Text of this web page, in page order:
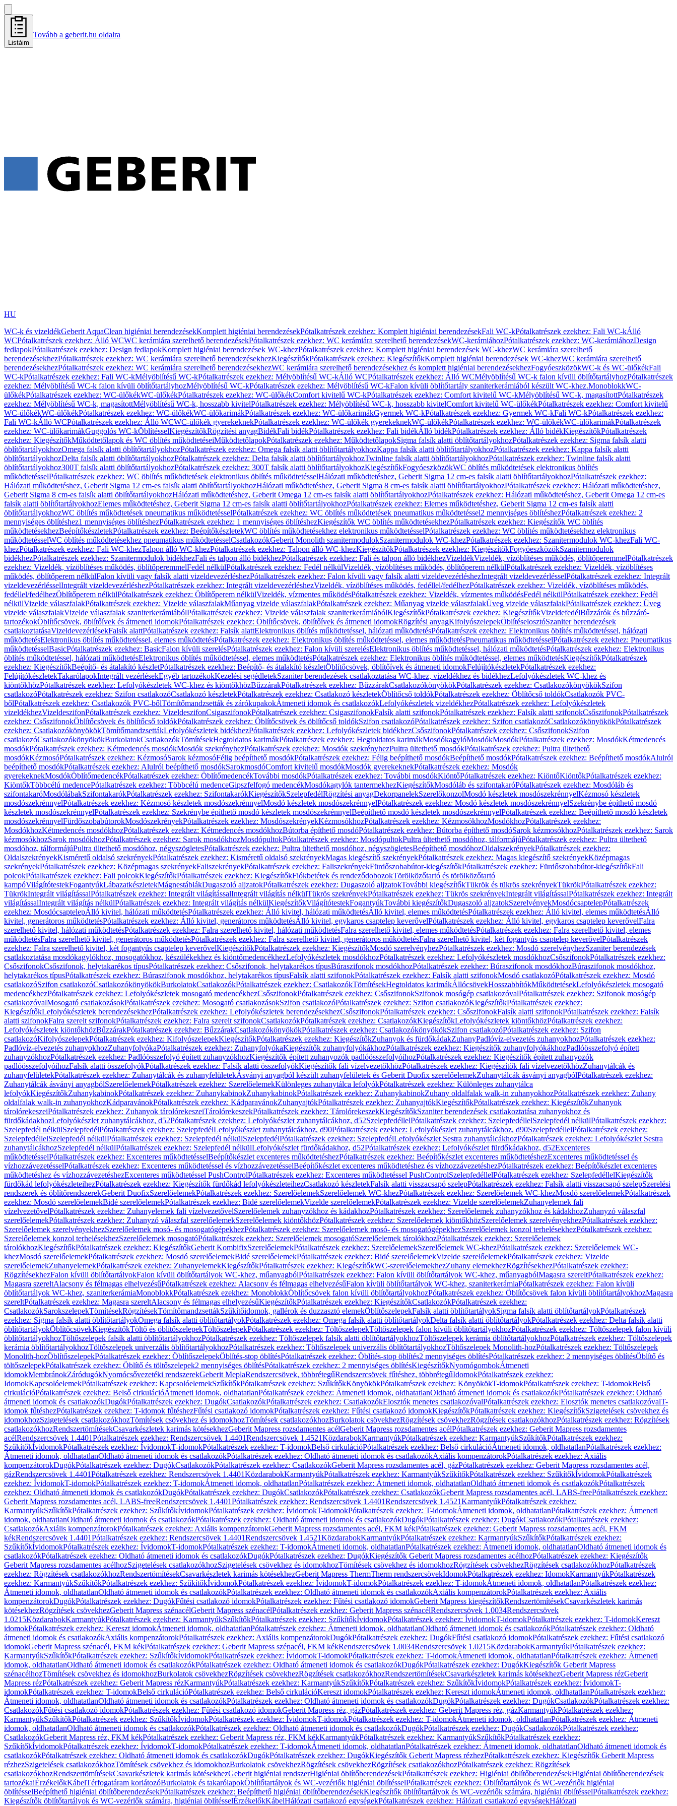
Listáim
Tovább a geberit.hu oldalra
HU
WC-k és vizeldékGeberit AquaClean higiéniai berendezésekKomplett higiéniai berendezésekPótalkatrészek ezekhez: Komplett higiéniai berendezésekFali WC-kPótalkatrészek ezekhez: Fali WC-kÁlló
WCPótalkatrészek ezekhez: Álló WCWC kerámiára szerelhető berendezésekPótalkatrészek ezekhez: WC kerámiára szerelhető berendezésekWC-kerámiáhozPótalkatrészek ezekhez: WC-kerámiáhozDesign
fedlapokPótalkatrészek ezekhez: Design fedlapokKomplett higiéniai berendezések WC-khezPótalkatrészek ezekhez: Komplett higiéniai berendezések WC-khezWC kerámiára szerelhető
berendezésekhezPótalkatrészek ezekhez: WC kerámiára szerelhető berendezésekhezKiegészítőkPótalkatrészek ezekhez: KiegészítőkKomplett higiéniai berendezések WC-khezWC kerámiára szerelhető
berendezésekhezPótalkatrészek ezekhez: WC kerámiára szerelhető berendezésekhezWC kerámiára szerelhető berendezésekhez és komplett higiéniai berendezésekhezFogyóeszközökWC-k és WC-ülőkékFali
WC-kPótalkatrészek ezekhez: Fali WC-kMélyöblítésű WC-kPótalkatrészek ezekhez: Mélyöblítésű WC-kÁlló WCPótalkatrészek ezekhez: Álló WCMélyöblítésű WC-k falon kívüli öblítőtartályhozPótalkatrészek
ezekhez: Mélyöblítésű WC-k falon kívüli öblítőtartályhozMélyöblítésű WC-kPótalkatrészek ezekhez: Mélyöblítésű WC-kFalon kívüli öblítőtartály szaniterkerámiából készült WC-khez.MonoblokkWC-
ülőkékPótalkatrészek ezekhez: WC-ülőkékWC-ülőkékPótalkatrészek ezekhez: WC-ülőkékComfort kivitelű WC-kPótalkatrészek ezekhez: Comfort kivitelű WC-kMélyöblítésű WC-k, magasítottPótalkatrészek
ezekhez: Mélyöblítésű WC-k, magasítottMélyöblítésű WC-k, hosszabb kivitelPótalkatrészek ezekhez: Mélyöblítésű WC-k, hosszabb kivitelComfort kivitelű WC-ülőkékPótalkatrészek ezekhez: Comfort kivitelű
WC-ülőkékWC-ülőkékPótalkatrészek ezekhez: WC-ülőkékWC-ülőkarimákPótalkatrészek ezekhez: WC-ülőkarimákGyermek WC-kPótalkatrészek ezekhez: Gyermek WC-kFali WC-kPótalkatrészek ezekhez:
Fali WC-kÁlló WCPótalkatrészek ezekhez: Álló WCWC-ülőkék gyerekeknekPótalkatrészek ezekhez: WC-ülőkék gyerekeknekWC-ülőkékPótalkatrészek ezekhez: WC-ülőkékWC-ülőkarimákPótalkatrészek
ezekhez: WC-ülőkarimákGuggolós WC-kÖblítésselKiegészítőkRögzítési anyagBidékFali bidékPótalkatrészek ezekhez: Fali bidékÁlló bidékPótalkatrészek ezekhez: Álló bidékKiegészítőkPótalkatrészek
ezekhez: KiegészítőkMűködtetőlapok és WC öblítés működtetéseiMűködtetőlapokPótalkatrészek ezekhez: MűködtetőlapokSigma falsík alatti öblítőtartályokhozPótalkatrészek ezekhez: Sigma falsík alatti
öblítőtartályokhozOmega falsík alatti öblítőtartályokhozPótalkatrészek ezekhez: Omega falsík alatti öblítőtartályokhozKappa falsík alatti öblítőtartályokhozPótalkatrészek ezekhez: Kappa falsík alatti
öblítőtartályokhozDelta falsík alatti öblítőtartályokhozPótalkatrészek ezekhez: Delta falsík alatti öblítőtartályokhozTwinline falsík alatti öblítőtartályokhozPótalkatrészek ezekhez: Twinline falsík alatti
öblítőtartályokhoz300T falsík alatti öblítőtartályokhozPótalkatrészek ezekhez: 300T falsík alatti öblítőtartályokhozKiegészítőkFogyóeszközökWC öblítés működtetések elektronikus öblítés
működtetésselPótalkatrészek ezekhez: WC öblítés működtetések elektronikus öblítés működtetésselHálózati működtetéshez, Geberit Sigma 12 cm-es falsík alatti öblítőtartályokhozPótalkatrészek ezekhez:
Hálózati működtetéshez, Geberit Sigma 12 cm-es falsík alatti öblítőtartályokhozHálózati működtetéshez, Geberit Sigma 8 cm-es falsík alatti öblítőtartályokhozPótalkatrészek ezekhez: Hálózati működtetéshez,
Geberit Sigma 8 cm-es falsík alatti öblítőtartályokhozHálózati működtetéshez, Geberit Omega 12 cm-es falsík alatti öblítőtartályokhozPótalkatrészek ezekhez: Hálózati működtetéshez, Geberit Omega 12 cm-es
falsík alatti öblítőtartályokhozElemes működtetéshez, Geberit Sigma 12 cm-es falsík alatti öblítőtartályokhozPótalkatrészek ezekhez: Elemes működtetéshez, Geberit Sigma 12 cm-es falsík alatti
öblítőtartályokhozWC öblítés működtetések pneumatikus működtetésselPótalkatrészek ezekhez: WC öblítés működtetések pneumatikus működtetéssel2 mennyiséges öblítéshezPótalkatrészek ezekhez: 2
mennyiséges öblítéshez1 mennyiséges öblítéshezPótalkatrészek ezekhez: 1 mennyiséges öblítéshezKiegészítők WC öblítés működtetésekhezPótalkatrészek ezekhez: Kiegészítők WC öblítés
működtetésekhezBeépítőkészletekPótalkatrészek ezekhez: BeépítőkészletekWC öblítés működtetésekhez elektronikus működtetésselPótalkatrészek ezekhez: WC öblítés működtetésekhez elektronikus
működtetésselWC öblítés működtetésekhez pneumatikus működtetésselCsatlakozókGeberit Monolith szanitermodulokSzanitermodulok WC-khezPótalkatrészek ezekhez: Szanitermodulok WC-khezFali WC-
khezPótalkatrészek ezekhez: Fali WC-khezTalpon álló WC-khezPótalkatrészek ezekhez: Talpon álló WC-khezKiegészítőkPótalkatrészek ezekhez: KiegészítőkFogyóeszközökSzanitermodulok
bidékhezPótalkatrészek ezekhez: Szanitermodulok bidékhezFali és talpon álló bidékhezPótalkatrészek ezekhez: Fali és talpon álló bidékhezVizeldékVizeldék, vízöblítéses működés, öblítőperemmelPótalkatrészek
ezekhez: Vizeldék, vízöblítéses működés, öblítőperemmelFedél nélkülPótalkatrészek ezekhez: Fedél nélkülVizeldék, vízöblítéses működés, öblítőperem nélkülPótalkatrészek ezekhez: Vizeldék, vízöblítéses
működés, öblítőperem nélkülFalon kívüli vagy falsík alatti vizeldevezérléshezPótalkatrészek ezekhez: Falon kívüli vagy falsík alatti vizeldevezérléshezIntegrált vizeldevezérlésselPótalkatrészek ezekhez: Integrált
vizeldevezérlésselIntegrált vizeldevezérléshezPótalkatrészek ezekhez: Integrált vizeldevezérléshezVizeldék, vízöblítéses működés, fedéllel/fedélhezPótalkatrészek ezekhez: Vizeldék, vízöblítéses működés,
fedéllel/fedélhezÖblítőperem nélkülPótalkatrészek ezekhez: Öblítőperem nélkülVizeldék, vízmentes működésPótalkatrészek ezekhez: Vizeldék, vízmentes működésFedél nélkülPótalkatrészek ezekhez: Fedél
nélkülVizelde válaszfalakPótalkatrészek ezekhez: Vizelde válaszfalakMűanyag vizelde válaszfalakPótalkatrészek ezekhez: Műanyag vizelde válaszfalakÜveg vizelde válaszfalakPótalkatrészek ezekhez: Üveg
vizelde válaszfalakVizelde válaszfalak szaniterkerámiábólPótalkatrészek ezekhez: Vizelde válaszfalak szaniterkerámiábólKiegészítőkPótalkatrészek ezekhez: KiegészítőkVizeldefedélBűzzárók és bűzzáró-
tartozékokÖblítőcsövek, öblítőívek és átmeneti idomokPótalkatrészek ezekhez: Öblítőcsövek, öblítőívek és átmeneti idomokRögzítési anyagKifolyószelepekÖblítéselosztóSzaniter berendezések
csatlakoztatásaVizeldevezérlésekFalsík alattPótalkatrészek ezekhez: Falsík alattElektronikus öblítés működtetéssel, hálózati működtetésPótalkatrészek ezekhez: Elektronikus öblítés működtetéssel, hálózati
működtetésElektronikus öblítés működtetéssel, elemes működtetésPótalkatrészek ezekhez: Elektronikus öblítés működtetéssel, elemes működtetésPneumatikus működtetésselPótalkatrészek ezekhez: Pneumatikus
működtetésselBasicPótalkatrészek ezekhez: BasicFalon kívüli szerelésPótalkatrészek ezekhez: Falon kívüli szerelésElektronikus öblítés működtetéssel, hálózati működtetésPótalkatrészek ezekhez: Elektronikus
öblítés működtetéssel, hálózati működtetésElektronikus öblítés működtetéssel, elemes működtetésPótalkatrészek ezekhez: Elektronikus öblítés működtetéssel, elemes működtetésKiegészítőkPótalkatrészek
ezekhez: KiegészítőkBeépítő- és átalakító készletPótalkatrészek ezekhez: Beépítő- és átalakító készletÖblítőcsövek, öblítőívek és átmeneti idomokFelújítókészletekPótalkatrészek ezekhez:
FelújítókészletekTakarólapokIntegrált vezérlésekEgyéb tartozékokKezelési segédletekSzaniter berendezések csatlakoztatása WC-khez, vizeldékhez és bidékhezLefolyókészletek WC-khez és
kiöntőkhözPótalkatrészek ezekhez: Lefolyókészletek WC-khez és kiöntőkhözBűzzárakPótalkatrészek ezekhez: BűzzárakCsatlakozókönyökökPótalkatrészek ezekhez: CsatlakozókönyökökSzifon
csatlakozóPótalkatrészek ezekhez: Szifon csatlakozóCsatlakozó készletekPótalkatrészek ezekhez: Csatlakozó készletekÖblítőcső toldókPótalkatrészek ezekhez: Öblítőcső toldókCsatlakozók PVC-
bőlPótalkatrészek ezekhez: Csatlakozók PVC-bőlTömítőmandzsetták és zárókupakokÁtmeneti idomok és csatlakozókLefolyókészletek vizeldékhezPótalkatrészek ezekhez: Lefolyókészletek
vizeldékhezVizeldeszifonPótalkatrészek ezekhez: VizeldeszifonCsigaszifonokPótalkatrészek ezekhez: CsigaszifonokFalsík alatti szifonokPótalkatrészek ezekhez: Falsík alatti szifonokCsőszifonokPótalkatrészek
ezekhez: CsőszifonokÖblítőcsövek és öblítőcső toldókPótalkatrészek ezekhez: Öblítőcsövek és öblítőcső toldókSzifon csatlakozóPótalkatrészek ezekhez: Szifon csatlakozóCsatlakozókönyökökPótalkatrészek
ezekhez: CsatlakozókönyökökTömítőmandzsettákLefolyókészletek bidékhezPótalkatrészek ezekhez: Lefolyókészletek bidékhezCsőszifonokPótalkatrészek ezekhez: CsőszifonokSzifon
csatlakozóCsatlakozókönyökökBurkolatokCsatlakozókTömítésekHegtoldatos karimákPótalkatrészek ezekhez: Hegtoldatos karimákMosdókagylóMosdókMosdókPótalkatrészek ezekhez: MosdókKétmedencés
mosdókPótalkatrészek ezekhez: Kétmedencés mosdókMosdók szekrényhezPótalkatrészek ezekhez: Mosdók szekrényhezPultra ültethető mosdókPótalkatrészek ezekhez: Pultra ültethető
mosdókKézmosóPótalkatrészek ezekhez: KézmosóSarok kézmosóFélig beépíthető mosdókPótalkatrészek ezekhez: Félig beépíthető mosdókBeépíthető mosdókPótalkatrészek ezekhez: Beépíthető mosdókAlulról
beépíthető mosdókPótalkatrészek ezekhez: Alulról beépíthető mosdókSarokmosdóComfort kivitelű mosdókMosdók gyerekeknekPótalkatrészek ezekhez: Mosdók
gyerekeknekMosdókÖblítőmedencékPótalkatrészek ezekhez: ÖblítőmedencékTovábbi mosdókPótalkatrészek ezekhez: További mosdókKiöntőPótalkatrészek ezekhez: KiöntőKiöntőkPótalkatrészek ezekhez:
KiöntőkTöbbcélú medencePótalkatrészek ezekhez: Többcélú medenceGipszfelfogó medencékMosdókagylók tantermekhezKiegészítőkMosdóláb és szifontakaróPótalkatrészek ezekhez: Mosdóláb és
szifontakaróMosdólábakSzifontakarókPótalkatrészek ezekhez: SzifontakarókKiegészítőkSzelepfedélRögzítési anyagDekorpanelekSzerelőkonzolMosdó készletek mosdószekrénnyelKézmosó készletek
mosdószekrénnyelPótalkatrészek ezekhez: Kézmosó készletek mosdószekrénnyelMosdó készletek mosdószekrénnyelPótalkatrészek ezekhez: Mosdó készletek mosdószekrénnyelSzekrénybe építhető mosdó
készletek mosdószekrénnyelPótalkatrészek ezekhez: Szekrénybe építhető mosdó készletek mosdószekrénnyelBeépíthető mosdó készletek mosdószekrénnyelPótalkatrészek ezekhez: Beépíthető mosdó készletek
mosdószekrénnyelFürdőszobabútorokMosdószekrényekPótalkatrészek ezekhez: MosdószekrényekKézmosókhozPótalkatrészek ezekhez: KézmosókhozMosdókhozPótalkatrészek ezekhez:
MosdókhozKétmedencés mosdókhozPótalkatrészek ezekhez: Kétmedencés mosdókhozBútorba építhető mosdóPótalkatrészek ezekhez: Bútorba építhető mosdóSarok kézmosókhozPótalkatrészek ezekhez: Sarok
kézmosókhozSarok mosdókhozPótalkatrészek ezekhez: Sarok mosdókhozMosdópultokPótalkatrészek ezekhez: MosdópultokPultra ültethető mosdóhoz, tálformájúPótalkatrészek ezekhez: Pultra ültethető
mosdóhoz, tálformájúPultra ültethető mosdóhoz, négyszögletesPótalkatrészek ezekhez: Pultra ültethető mosdóhoz, négyszögletesBeépíthető mosdóhozOldalszekrényekPótalkatrészek ezekhez:
OldalszekrényekKisméretű oldalsó szekrényekPótalkatrészek ezekhez: Kisméretű oldalsó szekrényekMagas kiegészítő szekrényekPótalkatrészek ezekhez: Magas kiegészítő szekrényekKözépmagas
szekrényekPótalkatrészek ezekhez: Középmagas szekrényekFaliszekrényekPótalkatrészek ezekhez: FaliszekrényekFürdőszobabútor-kiegészítőkPótalkatrészek ezekhez: Fürdőszobabútor-kiegészítőkFali
polcokPótalkatrészek ezekhez: Fali polcokKiegészítőkPótalkatrészek ezekhez: KiegészítőkFiókbetétek és rendeződobozokTörölközőtartó és törölközőtartó
kampóVilágítótestekFogantyúkLábazatkészletekMágnestáblákDugaszoló aljzatokPótalkatrészek ezekhez: Dugaszoló aljzatokTovábbi kiegészítőkTükrök és tükrös szekrényekTükrökPótalkatrészek ezekhez:
TükrökIntegrált világítássalPótalkatrészek ezekhez: Integrált világítássalIntegrált világítás nélkülTükrös szekrényekPótalkatrészek ezekhez: Tükrös szekrényekIntegrált világítássalPótalkatrészek ezekhez: Integrált
világítássalIntegrált világítás nélkülPótalkatrészek ezekhez: Integrált világítás nélkülKiegészítőkVilágítótestekFogantyúkTovábbi kiegészítőkDugaszoló aljzatokSzerelvényekMosdócsaptelepPótalkatrészek
ezekhez: MosdócsaptelepÁlló kivitel, hálózati működtetésPótalkatrészek ezekhez: Álló kivitel, hálózati működtetésÁlló kivitel, elemes működtetésPótalkatrészek ezekhez: Álló kivitel, elemes működtetésÁlló
kivitel, generátoros működtetésPótalkatrészek ezekhez: Álló kivitel, generátoros működtetésÁlló kivitel, egykaros csaptelep keverővelPótalkatrészek ezekhez: Álló kivitel, egykaros csaptelep keverővelFalra
szerelhető kivitel, hálózati működtetésPótalkatrészek ezekhez: Falra szerelhető kivitel, hálózati működtetésFalra szerelhető kivitel, elemes működtetésPótalkatrészek ezekhez: Falra szerelhető kivitel, elemes
működtetésFalra szerelhető kivitel, generátoros működtetésPótalkatrészek ezekhez: Falra szerelhető kivitel, generátoros működtetésFalra szerelhető kivitel, két fogantyús csaptelep keverővelPótalkatrészek
ezekhez: Falra szerelhető kivitel, két fogantyús csaptelep keverővelKiegészítőkPótalkatrészek ezekhez: KiegészítőkMosdó szerelvényhezPótalkatrészek ezekhez: Mosdó szerelvényhezSzaniter berendezések
csatlakoztatása mosdókagylókhoz, mosogatókhoz, készülékekhez és kiöntőmedencékhezLefolyókészletek mosdókhozPótalkatrészek ezekhez: Lefolyókészletek mosdókhozCsőszifonokPótalkatrészek ezekhez:
CsőszifonokCsőszifonok, helytakarékos típusPótalkatrészek ezekhez: Csőszifonok, helytakarékos típusBúraszifonok mosdókhozPótalkatrészek ezekhez: Búraszifonok mosdókhozBúraszifonok mosdókhoz,
helytakarékos típusPótalkatrészek ezekhez: Búraszifonok mosdókhoz, helytakarékos típusFalsík alatti szifonokPótalkatrészek ezekhez: Falsík alatti szifonokMosdó csatlakozóPótalkatrészek ezekhez: Mosdó
csatlakozóSzifon csatlakozóCsatlakozókönyökökBurkolatokCsatlakozókPótalkatrészek ezekhez: CsatlakozókTömítésekHegtoldatos karimákÁllócsövekHosszabbítókMűködtetésekLefolyókészletek mosogató
medencékhezPótalkatrészek ezekhez: Lefolyókészletek mosogató medencékhezCsőszifonokPótalkatrészek ezekhez: CsőszifonokSzifonok mosógép csatlakozóvalPótalkatrészek ezekhez: Szifonok mosógép
csatlakozóvalMosogató csatlakozásokPótalkatrészek ezekhez: Mosogató csatlakozásokSzifon csatlakozóPótalkatrészek ezekhez: Szifon csatlakozóKiegészítőkPótalkatrészek ezekhez:
KiegészítőkLefolyókészletek berendezésekhezPótalkatrészek ezekhez: Lefolyókészletek berendezésekhezCsőszifonokPótalkatrészek ezekhez: CsőszifonokFalsík alatti szifonokPótalkatrészek ezekhez: Falsík
alatti szifonokFalra szerelt szifonokPótalkatrészek ezekhez: Falra szerelt szifonokCsatlakozókPótalkatrészek ezekhez: CsatlakozókKiegészítőkLefolyókészletek kiöntőkhözPótalkatrészek ezekhez:
Lefolyókészletek kiöntőkhözBűzzárakPótalkatrészek ezekhez: BűzzárakCsatlakozókönyökökPótalkatrészek ezekhez: CsatlakozókönyökökSzifon csatlakozóPótalkatrészek ezekhez: Szifon
csatlakozóKifolyószelepekPótalkatrészek ezekhez: KifolyószelepekKiegészítőkPótalkatrészek ezekhez: KiegészítőkZuhanyok és fürdőkádakZuhanyPadlóvíz-elvezetés zuhanyokhozPótalkatrészek ezekhez:
Padlóvíz-elvezetés zuhanyokhozZuhanyfolyókaPótalkatrészek ezekhez: ZuhanyfolyókaKiegészítők zuhanyfolyókákhozPótalkatrészek ezekhez: Kiegészítők zuhanyfolyókákhozPadlóösszefolyó épített
zuhanyzókhozPótalkatrészek ezekhez: Padlóösszefolyó épített zuhanyzókhozKiegészítők épített zuhanyozók padlóösszefolyóihozPótalkatrészek ezekhez: Kiegészítők épített zuhanyozók
padlóösszefolyóihozFalsík alatti összefolyókPótalkatrészek ezekhez: Falsík alatti összefolyókKiegészítők fali vízelvezetőkhözPótalkatrészek ezekhez: Kiegészítők fali vízelvezetőkhözZuhanytálcák és
zuhanyfelületekPótalkatrészek ezekhez: Zuhanytálcák és zuhanyfelületekÁsványi anyagból készült zuhanyfelületek és Geberit Duofix szerelőelemekZuhanytálcák ásványi anyagbólPótalkatrészek ezekhez:
Zuhanytálcák ásványi anyagbólSzerelőelemekPótalkatrészek ezekhez: SzerelőelemekKülönleges zuhanytálca lefolyókPótalkatrészek ezekhez: Különleges zuhanytálca
lefolyókKiegészítőkZuhanykabinokPótalkatrészek ezekhez: ZuhanykabinokZuhanykabinokPótalkatrészek ezekhez: ZuhanykabinokZuhany oldalfalak walk-in zuhanyokhozPótalkatrészek ezekhez: Zuhany
oldalfalak walk-in zuhanyokhozKádparavánokPótalkatrészek ezekhez: KádparavánokZuhanyajtókPótalkatrészek ezekhez: ZuhanyajtókKiegészítőkPótalkatrészek ezekhez: KiegészítőkZuhanyok
tárolórekeszeiPótalkatrészek ezekhez: Zuhanyok tárolórekeszeiTárolórekeszekPótalkatrészek ezekhez: TárolórekeszekKiegészítőkSzaniter berendezések csatlakoztatása zuhanyokhoz és
fürdőkádakhozLefolyókészlet zuhanytálcákhoz, d52Pótalkatrészek ezekhez: Lefolyókészlet zuhanytálcákhoz, d52SzelepfedéllelPótalkatrészek ezekhez: SzelepfedéllelSzelepfedél nélkülPótalkatrészek ezekhez:
Szelepfedél nélkülSzelepfedélPótalkatrészek ezekhez: SzelepfedélLefolyókészlet zuhanytálcákhoz, d90Pótalkatrészek ezekhez: Lefolyókészlet zuhanytálcákhoz, d90SzelepfedéllelPótalkatrészek ezekhez:
SzelepfedéllelSzelepfedél nélkülPótalkatrészek ezekhez: Szelepfedél nélkülSzelepfedélPótalkatrészek ezekhez: SzelepfedélLefolyókészlet Sestra zuhanytálcákhozPótalkatrészek ezekhez: Lefolyókészlet Sestra
zuhanytálcákhozSzelepfedél nélkülPótalkatrészek ezekhez: Szelepfedél nélkülLefolyókészlet fürdőkádakhoz, d52Pótalkatrészek ezekhez: Lefolyókészlet fürdőkádakhoz, d52Excenteres
működtetésselPótalkatrészek ezekhez: Excenteres működtetésselBeépítőkészlet excenteres működtetéshezPótalkatrészek ezekhez: Beépítőkészlet excenteres működtetéshezExcenteres működtetéssel és
vízhozzávezetésselPótalkatrészek ezekhez: Excenteres működtetéssel és vízhozzávezetésselBeépítőkészlet excenteres működtetéshez és vízhozzávezetéshezPótalkatrészek ezekhez: Beépítőkészlet excenteres
működtetéshez és vízhozzávezetéshezExcenteres működtetéssel PushControlPótalkatrészek ezekhez: Excenteres működtetéssel PushControlSzelepfedéllelPótalkatrészek ezekhez: SzelepfedéllelKiegészítők
fürdőkád lefolyókészleteihezPótalkatrészek ezekhez: Kiegészítők fürdőkád lefolyókészleteihezCsatlakozó készletekFalsík alatti visszacsapó szelepPótalkatrészek ezekhez: Falsík alatti visszacsapó szelepSzerelési
rendszerek és öblítőrendszerekGeberit DuofixSzerelőelemekPótalkatrészek ezekhez: SzerelőelemekSzerelőelemek WC-khezPótalkatrészek ezekhez: Szerelőelemek WC-khezMosdó szerelőelemekPótalkatrészek
ezekhez: Mosdó szerelőelemekBidé szerelőelemekPótalkatrészek ezekhez: Bidé szerelőelemekVizelde szerelőelemekPótalkatrészek ezekhez: Vizelde szerelőelemekZuhanyelemek fali
vízelvezetővelPótalkatrészek ezekhez: Zuhanyelemek fali vízelvezetővelSzerelőelemek zuhanyzókhoz és kádakhozPótalkatrészek ezekhez: Szerelőelemek zuhanyzókhoz és kádakhozZuhanyzó válaszfal
szerelőelemekPótalkatrészek ezekhez: Zuhanyzó válaszfal szerelőelemekSzerelőelemek kiöntőkhözPótalkatrészek ezekhez: Szerelőelemek kiöntőkhözSzerelőelemek szerelvényekhezPótalkatrészek ezekhez:
Szerelőelemek szerelvényekhezSzerelőelemek mosó- és mosogatógépekhezPótalkatrészek ezekhez: Szerelőelemek mosó- és mosogatógépekhezSzerelőelemek konzol terhelésekhezPótalkatrészek ezekhez:
Szerelőelemek konzol terhelésekhezSzerelőelemek mosogatóPótalkatrészek ezekhez: Szerelőelemek mosogatóSzerelőelemek tárolókhozPótalkatrészek ezekhez: Szerelőelemek
tárolókhozKiegészítőkPótalkatrészek ezekhez: KiegészítőkGeberit KombifixSzerelőelemekPótalkatrészek ezekhez: SzerelőelemekSzerelőelemek WC-khezPótalkatrészek ezekhez: Szerelőelemek WC-
khezMosdó szerelőelemekPótalkatrészek ezekhez: Mosdó szerelőelemekBidé szerelőelemekPótalkatrészek ezekhez: Bidé szerelőelemekVizelde szerelőelemekPótalkatrészek ezekhez: Vizelde
szerelőelemekZuhanyelemekPótalkatrészek ezekhez: ZuhanyelemekKiegészítőkPótalkatrészek ezekhez: KiegészítőkWC-szerelőelemekhezZuhany elemekhezRögzítésekhezPótalkatrészek ezekhez:
RögzítésekhezFalon kívüli öblítőtartályokFalon kívüli öblítőtartályok WC-khez, műanyagbólPótalkatrészek ezekhez: Falon kívüli öblítőtartályok WC-khez, műanyagbólMagasra szereltPótalkatrészek ezekhez:
Magasra szereltAlacsony és félmagas elhelyezésűPótalkatrészek ezekhez: Alacsony és félmagas elhelyezésűFalon kívüli öblítőtartályok WC-khez, szaniterkerámiaPótalkatrészek ezekhez: Falon kívüli
öblítőtartályok WC-khez, szaniterkerámiaMonoblokkPótalkatrészek ezekhez: MonoblokkÖblítőcsövek falon kívüli öblítőtartályokhozPótalkatrészek ezekhez: Öblítőcsövek falon kívüli öblítőtartályokhozMagasra
szereltPótalkatrészek ezekhez: Magasra szereltAlacsony és félmagas elhelyezésűKiegészítőkPótalkatrészek ezekhez: KiegészítőkCsatlakozókPótalkatrészek ezekhez:
CsatlakozókSarokszelepekTömítésekRögzítésekTömítőmandzsettákSzűkítőidomok, gallérok és duzzasztó elemekÖblítőszelepekFalsík alatti öblítőtartályokSigma falsík alatti öblítőtartályokPótalkatrészek
ezekhez: Sigma falsík alatti öblítőtartályokOmega falsík alatti öblítőtartályokPótalkatrészek ezekhez: Omega falsík alatti öblítőtartályokDelta falsík alatti öblítőtartályokPótalkatrészek ezekhez: Delta falsík alatti
öblítőtartályokÖblítőcsövekKiegészítőkTöltő és öblítőszelepekTöltőszelepekPótalkatrészek ezekhez: TöltőszelepekTöltőszelepek falon kívüli öblítőtartályokhozPótalkatrészek ezekhez: Töltőszelepek falon kívüli
öblítőtartályokhozTöltőszelepek falsík alatti öblítőtartályokhozPótalkatrészek ezekhez: Töltőszelepek falsík alatti öblítőtartályokhozTöltőszelepek kerámia öblítőtartályokhozPótalkatrészek ezekhez: Töltőszelepek
kerámia öblítőtartályokhozTöltőszelepek univerzális öblítőtartályokhozPótalkatrészek ezekhez: Töltőszelepek univerzális öblítőtartályokhozTöltőszelepek Monolith-hozPótalkatrészek ezekhez: Töltőszelepek
Monolith-hozÖblítőszelepekPótalkatrészek ezekhez: ÖblítőszelepekÖblítés-stop öblítésPótalkatrészek ezekhez: Öblítés-stop öblítés2 mennyiséges öblítésPótalkatrészek ezekhez: 2 mennyiséges öblítésÖblítő és
töltőszelepekPótalkatrészek ezekhez: Öblítő és töltőszelepek2 mennyiséges öblítésPótalkatrészek ezekhez: 2 mennyiséges öblítésKiegészítőkNyomógombokÁtmeneti
idomokMembránokZáródugókNyomócsővezetéki rendszerekGeberit MeplaRendszercsövek, többrétegűRendszercsövek fűtéshez, többrétegűIdomokPótalkatrészek ezekhez:
IdomokKapcsolóelemekPótalkatrészek ezekhez: KapcsolóelemekSzűkítőkPótalkatrészek ezekhez: SzűkítőkKönyökökPótalkatrészek ezekhez: KönyökökT-idomokPótalkatrészek ezekhez: T-idomokBelső
cirkulációPótalkatrészek ezekhez: Belső cirkulációÁtmeneti idomok, oldhatatlanPótalkatrészek ezekhez: Átmeneti idomok, oldhatatlanOldható átmeneti idomok és csatlakozókPótalkatrészek ezekhez: Oldható
átmeneti idomok és csatlakozókDugókPótalkatrészek ezekhez: DugókCsatlakozókPótalkatrészek ezekhez: CsatlakozókElosztók menetes csatlakozóvalPótalkatrészek ezekhez: Elosztók menetes csatlakozóvalT-
idomok fűtéshezPótalkatrészek ezekhez: T-idomok fűtéshezFűtési csatlakozó idomokPótalkatrészek ezekhez: Fűtési csatlakozó idomokKiegészítőkPótalkatrészek ezekhez: KiegészítőkSzigetelések csövekhez és
idomokhozSzigetelések csatlakozókhozTömítések csövekhez és idomokhozTömítések csatlakozókhozBurkolatok csövekhezRögzítések csövekhezRögzítések csatlakozókhozPótalkatrészek ezekhez: Rögzítések
csatlakozókhozRendszertömítésekCsavarkészletek karimás kötésekhezGeberit Mapress rozsdamentes acélGeberit Mapress rozsdamentes acélPótalkatrészek ezekhez: Geberit Mapress rozsdamentes
acélRendszercsövek 1.4401Pótalkatrészek ezekhez: Rendszercsövek 1.4401Rendszercsövek 1.4521KözdarabokKarmantyúkPótalkatrészek ezekhez: KarmantyúkSzűkítőkPótalkatrészek ezekhez:
SzűkítőkÍvidomokPótalkatrészek ezekhez: ÍvidomokT-idomokPótalkatrészek ezekhez: T-idomokBelső cirkulációPótalkatrészek ezekhez: Belső cirkulációÁtmeneti idomok, oldhatatlanPótalkatrészek ezekhez:
Átmeneti idomok, oldhatatlanOldható átmeneti idomok és csatlakozókPótalkatrészek ezekhez: Oldható átmeneti idomok és csatlakozókAxiális kompenzátorokPótalkatrészek ezekhez: Axiális
kompenzátorokDugókPótalkatrészek ezekhez: DugókCsatlakozókPótalkatrészek ezekhez: CsatlakozókGeberit Mapress rozsdamentes acél, gázPótalkatrészek ezekhez: Geberit Mapress rozsdamentes acél,
gázRendszercsövek 1.4401Pótalkatrészek ezekhez: Rendszercsövek 1.4401KözdarabokKarmantyúkPótalkatrészek ezekhez: KarmantyúkSzűkítőkPótalkatrészek ezekhez: SzűkítőkÍvidomokPótalkatrészek
ezekhez: ÍvidomokT-idomokPótalkatrészek ezekhez: T-idomokÁtmeneti idomok, oldhatatlanPótalkatrészek ezekhez: Átmeneti idomok, oldhatatlanOldható átmeneti idomok és csatlakozókPótalkatrészek
ezekhez: Oldható átmeneti idomok és csatlakozókDugókPótalkatrészek ezekhez: DugókCsatlakozókPótalkatrészek ezekhez: CsatlakozókGeberit Mapress rozsdamentes acél, LABS-freePótalkatrészek ezekhez:
Geberit Mapress rozsdamentes acél, LABS-freeRendszercsövek 1.4401Pótalkatrészek ezekhez: Rendszercsövek 1.4401Rendszercsövek 1.4521KarmantyúkPótalkatrészek ezekhez:
KarmantyúkSzűkítőkPótalkatrészek ezekhez: SzűkítőkÍvidomokPótalkatrészek ezekhez: ÍvidomokT-idomokPótalkatrészek ezekhez: T-idomokÁtmeneti idomok, oldhatatlanPótalkatrészek ezekhez: Átmeneti
idomok, oldhatatlanOldható átmeneti idomok és csatlakozókPótalkatrészek ezekhez: Oldható átmeneti idomok és csatlakozókDugókPótalkatrészek ezekhez: DugókCsatlakozókPótalkatrészek ezekhez:
CsatlakozókAxiális kompenzátorokPótalkatrészek ezekhez: Axiális kompenzátorokGeberit Mapress rozsdamentes acél, FKM kékPótalkatrészek ezekhez: Geberit Mapress rozsdamentes acél, FKM
kékRendszercsövek 1.4401Pótalkatrészek ezekhez: Rendszercsövek 1.4401Rendszercsövek 1.4521KözdarabokKarmantyúkPótalkatrészek ezekhez: KarmantyúkSzűkítőkPótalkatrészek ezekhez:
SzűkítőkÍvidomokPótalkatrészek ezekhez: ÍvidomokT-idomokPótalkatrészek ezekhez: T-idomokÁtmeneti idomok, oldhatatlanPótalkatrészek ezekhez: Átmeneti idomok, oldhatatlanOldható átmeneti idomok és
csatlakozókPótalkatrészek ezekhez: Oldható átmeneti idomok és csatlakozókDugókPótalkatrészek ezekhez: DugókKiegészítők Geberit Mapress rozsdamentes acélhozPótalkatrészek ezekhez: Kiegészítők
Geberit Mapress rozsdamentes acélhozSzigetelések csatlakozókhozSzigetelések csövekhez és idomokhozTömítések csövekhez és idomokhozRögzítések csövekhezRögzítések csatlakozókhozPótalkatrészek
ezekhez: Rögzítések csatlakozókhozRendszertömítésekCsavarkészletek karimás kötésekhezGeberit Mapress ThermTherm rendszercsövekIdomokPótalkatrészek ezekhez: IdomokKarmantyúkPótalkatrészek
ezekhez: KarmantyúkSzűkítőkPótalkatrészek ezekhez: SzűkítőkÍvidomokPótalkatrészek ezekhez: ÍvidomokT-idomokPótalkatrészek ezekhez: T-idomokÁtmeneti idomok, oldhatatlanPótalkatrészek ezekhez:
Átmeneti idomok, oldhatatlanOldható átmeneti idomok és csatlakozókPótalkatrészek ezekhez: Oldható átmeneti idomok és csatlakozókAxiális kompenzátorokPótalkatrészek ezekhez: Axiális
kompenzátorokDugókPótalkatrészek ezekhez: DugókFűtési csatlakozó idomokPótalkatrészek ezekhez: Fűtési csatlakozó idomokGeberit Mapress kiegészítőkRendszertömítésekCsavarkészletek karimás
kötésekhezRögzítések csövekhezGeberit Mapress szénacélGeberit Mapress szénacélPótalkatrészek ezekhez: Geberit Mapress szénacélRendszercsövek 1.0034Rendszercsövek
1.0215KözdarabokKarmantyúkPótalkatrészek ezekhez: KarmantyúkSzűkítőkPótalkatrészek ezekhez: SzűkítőkÍvidomokPótalkatrészek ezekhez: ÍvidomokT-idomokPótalkatrészek ezekhez: T-idomokKereszt
idomokPótalkatrészek ezekhez: Kereszt idomokÁtmeneti idomok, oldhatatlanPótalkatrészek ezekhez: Átmeneti idomok, oldhatatlanOldható átmeneti idomok és csatlakozókPótalkatrészek ezekhez: Oldható
átmeneti idomok és csatlakozókAxiális kompenzátorokPótalkatrészek ezekhez: Axiális kompenzátorokDugókPótalkatrészek ezekhez: DugókFűtési csatlakozó idomokPótalkatrészek ezekhez: Fűtési csatlakozó
idomokGeberit Mapress szénacél, FKM kékPótalkatrészek ezekhez: Geberit Mapress szénacél, FKM kékRendszercsövek 1.0034Rendszercsövek 1.0215KözdarabokKarmantyúkPótalkatrészek ezekhez:
KarmantyúkSzűkítőkPótalkatrészek ezekhez: SzűkítőkÍvidomokPótalkatrészek ezekhez: ÍvidomokT-idomokPótalkatrészek ezekhez: T-idomokÁtmeneti idomok, oldhatatlanPótalkatrészek ezekhez: Átmeneti
idomok, oldhatatlanOldható átmeneti idomok és csatlakozókPótalkatrészek ezekhez: Oldható átmeneti idomok és csatlakozókDugókPótalkatrészek ezekhez: DugókKiegészítők Geberit Mapress
szénacélhozTömítések csövekhez és idomokhozBurkolatok csövekhezRögzítések csövekhezRögzítések csatlakozókhozRendszertömítésekCsavarkészletek karimás kötésekhezGeberit Mapress rézGeberit
Mapress rézPótalkatrészek ezekhez: Geberit Mapress rézKarmantyúkPótalkatrészek ezekhez: KarmantyúkSzűkítőkPótalkatrészek ezekhez: SzűkítőkÍvidomokPótalkatrészek ezekhez: ÍvidomokT-
idomokPótalkatrészek ezekhez: T-idomokBelső cirkulációPótalkatrészek ezekhez: Belső cirkulációKereszt idomokPótalkatrészek ezekhez: Kereszt idomokÁtmeneti idomok, oldhatatlanPótalkatrészek ezekhez:
Átmeneti idomok, oldhatatlanOldható átmeneti idomok és csatlakozókPótalkatrészek ezekhez: Oldható átmeneti idomok és csatlakozókDugókPótalkatrészek ezekhez: DugókCsatlakozókPótalkatrészek ezekhez:
CsatlakozókFűtési csatlakozó idomokPótalkatrészek ezekhez: Fűtési csatlakozó idomokGeberit Mapress réz, gázPótalkatrészek ezekhez: Geberit Mapress réz, gázKarmantyúkPótalkatrészek ezekhez:
KarmantyúkSzűkítőkPótalkatrészek ezekhez: SzűkítőkÍvidomokPótalkatrészek ezekhez: ÍvidomokT-idomokPótalkatrészek ezekhez: T-idomokÁtmeneti idomok, oldhatatlanPótalkatrészek ezekhez: Átmeneti
idomok, oldhatatlanOldható átmeneti idomok és csatlakozókPótalkatrészek ezekhez: Oldható átmeneti idomok és csatlakozókDugókPótalkatrészek ezekhez: DugókCsatlakozókPótalkatrészek ezekhez:
CsatlakozókGeberit Mapress réz, FKM kékPótalkatrészek ezekhez: Geberit Mapress réz, FKM kékKarmantyúkPótalkatrészek ezekhez: KarmantyúkSzűkítőkPótalkatrészek ezekhez:
SzűkítőkÍvidomokPótalkatrészek ezekhez: ÍvidomokT-idomokPótalkatrészek ezekhez: T-idomokÁtmeneti idomok, oldhatatlanPótalkatrészek ezekhez: Átmeneti idomok, oldhatatlanOldható átmeneti idomok és
csatlakozókPótalkatrészek ezekhez: Oldható átmeneti idomok és csatlakozókDugókPótalkatrészek ezekhez: DugókKiegészítők Geberit Mapress rézhezPótalkatrészek ezekhez: Kiegészítők Geberit Mapress
rézhezSzigetelések csatlakozókhozTömítések csövekhez és idomokhozBurkolatok csövekhezRögzítések csövekhezRögzítések csatlakozókhozPótalkatrészek ezekhez: Rögzítések
csatlakozókhozRendszertömítésekCsavarkészletek karimás kötésekhezGeberit higiéniai rendszerHigiéniai öblítőberendezésekPótalkatrészek ezekhez: Higiéniai öblítőberendezésekHigiéniai öblítőberendezések
tartozékaiÉrzékelőkKábelTérfogatáram korlátozóBurkolatok és takarólapokÖblítőtartályok és WC-vezérlők higiéniai öblítésselPótalkatrészek ezekhez: Öblítőtartályok és WC-vezérlők higiéniai
öblítésselBeépíthető higiéniai öblítőberendezésekPótalkatrészek ezekhez: Beépíthető higiéniai öblítőberendezésekKiegészítők öblítőtartályok és WC-vezérlők számára, higiéniai öblítésselPótalkatrészek ezekhez:
Kiegészítők öblítőtartályok és WC-vezérlők számára, higiéniai öblítésselÉrzékelőkKábelHálózati csatlakozó egységekPótalkatrészek ezekhez: Hálózati csatlakozó egységekHálózati